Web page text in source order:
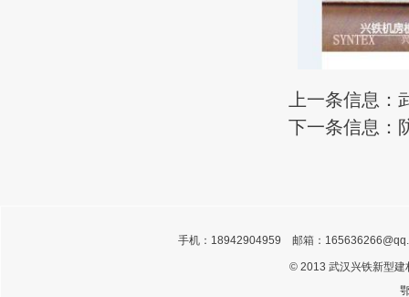
上一条信息：
下一条信息：
手机：18942904959 邮箱：
© 2013 武汉兴铁新型建